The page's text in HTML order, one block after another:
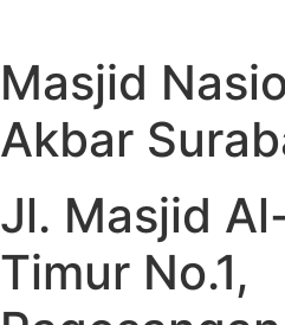
Masjid
Akbar
Jl. Masjid
Timur No.1,